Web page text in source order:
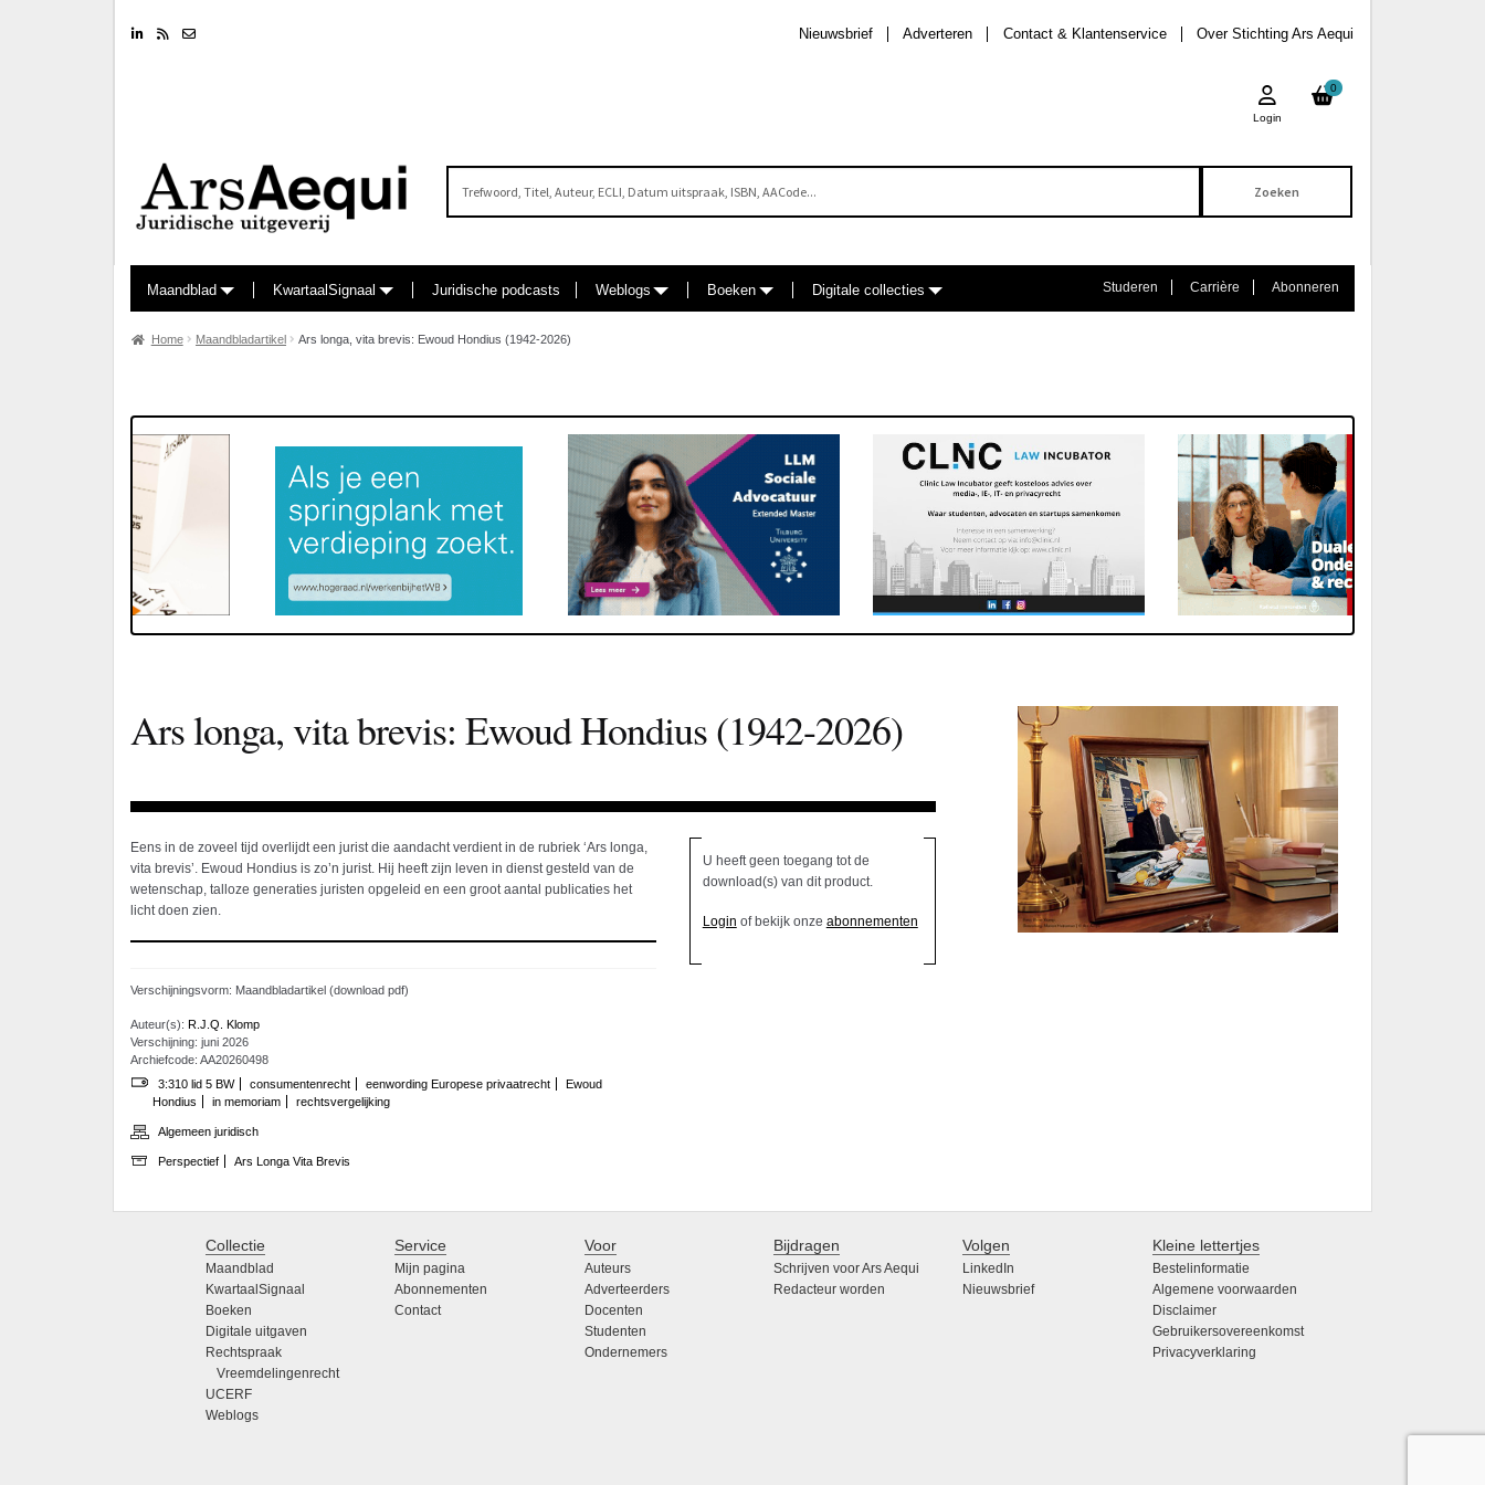
LinkedinRSS feed Over Stichting Ars Aequi
Contact & Klantenservice
Adverteren
Nieuwsbrief
0
Login
Maandblad KwartaalSignaal Juridische podcasts Weblogs Boeken Digitale collecties Studeren Carrière Abonneren
Home Maandbladartikel Ars longa, vita brevis: Ewoud Hondius (1942-2026)
Ars longa, vita brevis: Ewoud Hondius (1942-2026)
Eens in de zoveel tijd overlijdt een jurist die aandacht verdient in de rubriek ‘Ars longa,
vita brevis’. Ewoud Hondius is zo’n jurist. Hij heeft zijn leven in dienst gesteld van de
wetenschap, talloze generaties juristen opgeleid en een groot aantal publicaties het
licht doen zien.
Verschijningsvorm: Maandbladartikel (download pdf)
Auteur(s): R.J.Q. Klomp
Verschijning: juni 2026
Archiefcode: AA20260498
3:310 lid 5 BW
consumentenrecht eenwording Europese privaatrecht
Ewoud
Hondius
in memoriam rechtsvergelijking
Algemeen juridisch
Perspectief Ars Longa Vita Brevis
U heeft geen toegang tot de
download(s) van dit product.
Login of bekijk onze abonnementen
Collectie
Maandblad
KwartaalSignaal
Boeken
Digitale uitgaven
Rechtspraak
Vreemdelingenrecht
UCERF
Weblogs
Service
Mijn pagina
Abonnementen
Contact
Voor
Auteurs
Adverteerders
Docenten
Studenten
Ondernemers
Bijdragen
Schrijven voor Ars Aequi
Redacteur worden
Volgen
LinkedIn
Nieuwsbrief
Kleine lettertjes
Bestelinformatie
Algemene voorwaarden
Disclaimer
Gebruikersovereenkomst
Privacyverklaring